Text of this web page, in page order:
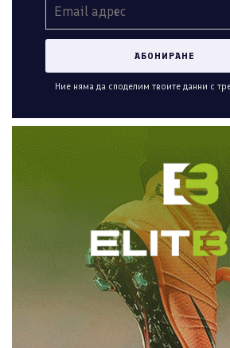
Ние няма да споделим твоите данни с